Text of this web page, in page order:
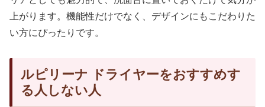
上がります。機能性だけでなく、デザインにもこだわりた
い方にぴったりです。
ルピリーナ ドライヤーをおすすめす
る人しない人